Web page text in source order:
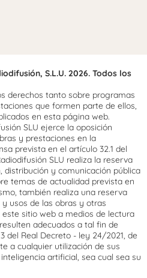
S.L.U. 2026. Todos los
derechos tanto sobre programas
que formen parte de ellos,
en esta página web.
SLU ejerce la oposición
y prestaciones en la
prevista en el artículo 32.1 del
SLU realiza la reserva
distribución y comunicación pública
temas de actualidad prevista en
también realiza una reserva
usos de las obras y otras
sitio web a medios de lectura
adecuados a tal fin de
del Real Decreto - ley 24/2021, de
a cualquier utilización de sus
artificial, sea cual sea su